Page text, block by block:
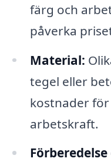
färg och
påverka
Material:
tegel eller
kostnader
arbetskraft.